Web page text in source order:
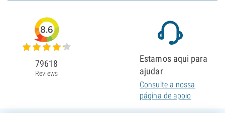
8.6
79618
Reviews
Estamos aqui para
ajudar
Consulte a nossa
página de apoio